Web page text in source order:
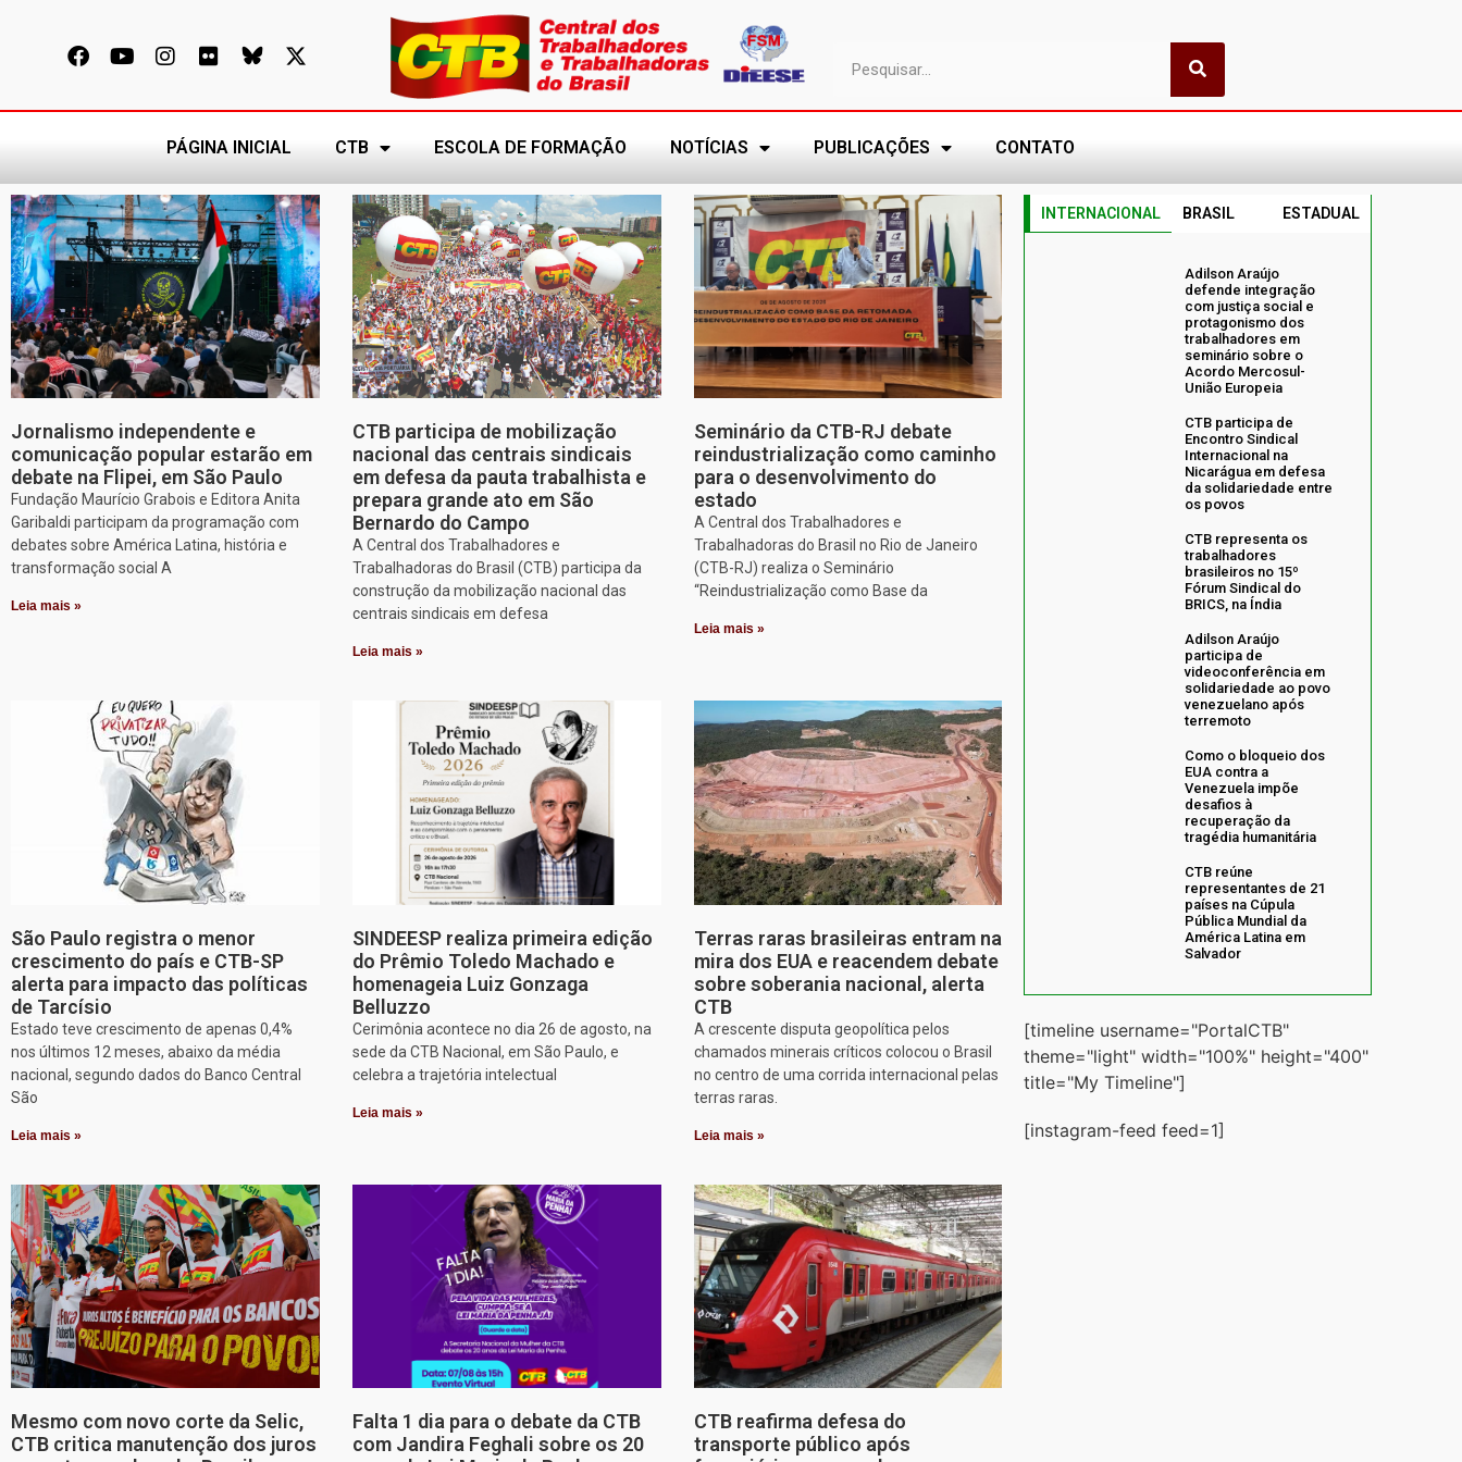
PÁGINA INICIAL CTB ESCOLA DE FORMAÇÃO NOTÍCIAS PUBLICAÇÕES CONTATO
Jornalismo independente e
comunicação popular estarão em
debate na Flipei, em São Paulo
Fundação Maurício Grabois e Editora Anita
Garibaldi participam da programação com
debates sobre América Latina, história e
transformação social A
Leia mais »
CTB participa de mobilização
nacional das centrais sindicais
em defesa da pauta trabalhista e
prepara grande ato em São
Bernardo do Campo
A Central dos Trabalhadores e
Trabalhadoras do Brasil (CTB) participa da
construção da mobilização nacional das
centrais sindicais em defesa
Leia mais »
Seminário da CTB-RJ debate
reindustrialização como caminho
para o desenvolvimento do
estado
A Central dos Trabalhadores e
Trabalhadoras do Brasil no Rio de Janeiro
(CTB-RJ) realiza o Seminário
“Reindustrialização como Base da
Leia mais »
São Paulo registra o menor
crescimento do país e CTB-SP
alerta para impacto das políticas
de Tarcísio
Estado teve crescimento de apenas 0,4%
nos últimos 12 meses, abaixo da média
nacional, segundo dados do Banco Central
São
Leia mais »
SINDEESP realiza primeira edição
do Prêmio Toledo Machado e
homenageia Luiz Gonzaga
Belluzzo
Cerimônia acontece no dia 26 de agosto, na
sede da CTB Nacional, em São Paulo, e
celebra a trajetória intelectual
Leia mais »
Terras raras brasileiras entram na
mira dos EUA e reacendem debate
sobre soberania nacional, alerta
CTB
A crescente disputa geopolítica pelos
chamados minerais críticos colocou o Brasil
no centro de uma corrida internacional pelas
terras raras.
Leia mais »
Mesmo com novo corte da Selic,
CTB critica manutenção dos juros
Falta 1 dia para o debate da CTB
com Jandira Feghali sobre os 20
CTB reafirma defesa do
transporte público após
INTERNACIONAL BRASIL ESTADUAL
Adilson Araújo
defende integração
com justiça social e
protagonismo dos
trabalhadores em
seminário sobre o
Acordo Mercosul-
União Europeia
CTB participa de
Encontro Sindical
Internacional na
Nicarágua em defesa
da solidariedade entre
os povos
CTB representa os
trabalhadores
brasileiros no 15º
Fórum Sindical do
BRICS, na Índia
Adilson Araújo
participa de
videoconferência em
solidariedade ao povo
venezuelano após
terremoto
Como o bloqueio dos
EUA contra a
Venezuela impõe
desafios à
recuperação da
tragédia humanitária
CTB reúne
representantes de 21
países na Cúpula
Pública Mundial da
América Latina em
Salvador
[timeline username="PortalCTB"
theme="light" width="100%" height="400"
title="My Timeline"]
[instagram-feed feed=1]